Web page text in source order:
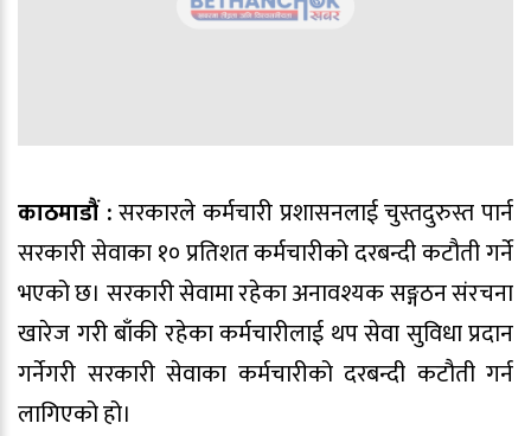
काठमाडौं :सरकारले कर्मचारी प्रशासनलाई चुस्तदुरुस्त पार्न
सरकारी सेवाका १० प्रतिशत कर्मचारीको दरबन्दी कटौती गर्ने
भएको छ। सरकारी सेवामा रहेका अनावश्यक सङ्गठन संरचना
खारेज गरी बाँकी रहेका कर्मचारीलाई थप सेवा सुविधा प्रदान
गर्नेगरी सरकारी सेवाका कर्मचारीको दरबन्दी कटौती गर्न
लागिएको हो।